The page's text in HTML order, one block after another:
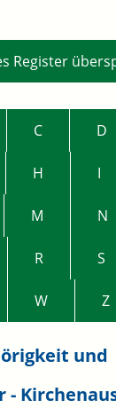
Register
C D
H I
M N
R S
W Z
und
-